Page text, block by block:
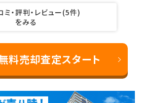
ミ・評判・レビュー
をみる
(5件)
料売却査定スタート